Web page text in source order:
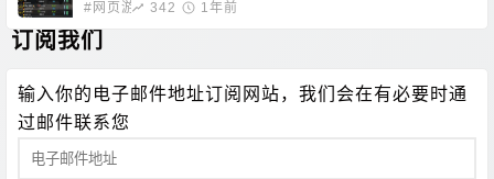
#网页游戏 342 1年前
订阅我们
输入你的电子邮件地址订阅网站，我们会在有必要时通
过邮件联系您